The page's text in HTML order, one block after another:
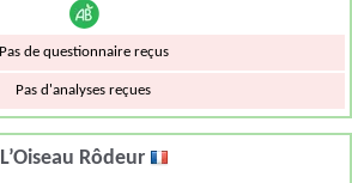
Pas de questionnaire reçus
Pas d'analyses reçues
L’Oiseau Rôdeur